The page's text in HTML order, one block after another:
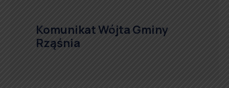
Komunikat Wójta Gminy
Rząśnia